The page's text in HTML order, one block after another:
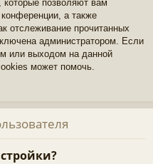
позволяют вам
а также
отслеживание прочитанных
администратором. Если
или выходом на данной
может помочь.